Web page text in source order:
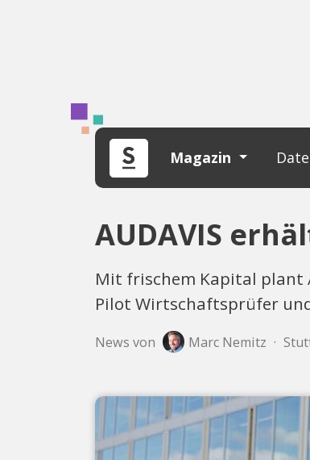
Magazin
AUDAVIS
Mit frischem Kapital plant
Pilot Wirtschaftsprüfer
News von Marc Nemitz ·